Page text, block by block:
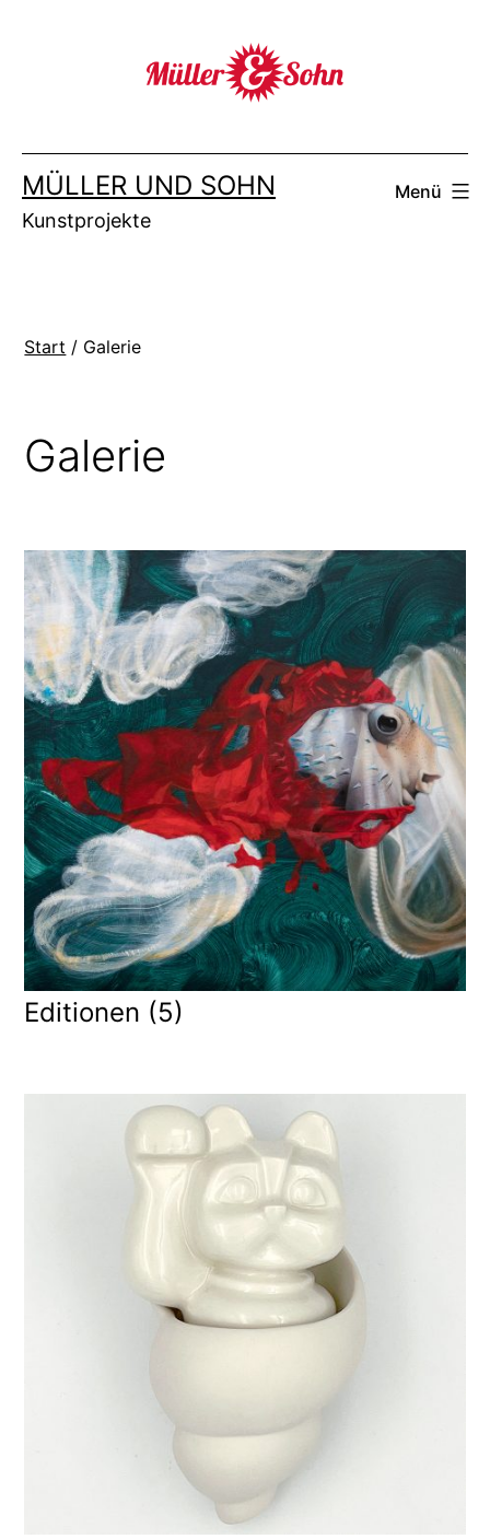
MÜLLER UND SOHN
Kunstprojekte
Menü
Start / Galerie
Galerie
Editionen (5)